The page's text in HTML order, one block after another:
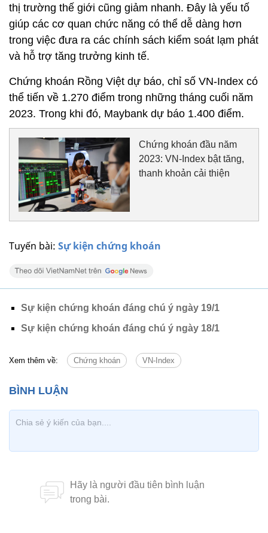
Tuyến bài: Sự kiện chứng khoán
thị trường thế giới cũng giảm nhanh. Đây là yếu tố
giúp các cơ quan chức năng có thể dễ dàng hơn
trong việc đưa ra các chính sách kiểm soát lạm phát
và hỗ trợ tăng trưởng kinh tế.
Chứng khoán Rồng Việt dự báo, chỉ số VN-Index có
thể tiến về 1.270 điểm trong những tháng cuối năm
2023. Trong khi đó, Maybank dự báo 1.400 điểm.
Chứng khoán đầu năm
2023: VN-Index bật tăng,
thanh khoản cải thiện
Sự kiện chứng khoán đáng chú ý ngày 19/1
Sự kiện chứng khoán đáng chú ý ngày 18/1
Xem thêm về: Chứng khoán VN-Index